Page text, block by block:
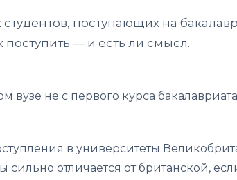
поступающих на
поступить — и есть ли смысл.
не с первого курса
в университеты
отличается от британской,